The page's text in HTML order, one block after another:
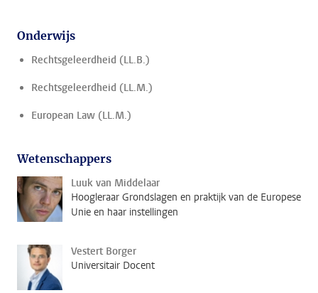
Onderwijs
Rechtsgeleerdheid (LL.B.)
Rechtsgeleerdheid (LL.M.)
European Law (LL.M.)
Wetenschappers
Luuk van Middelaar
Hoogleraar Grondslagen en praktijk van de Europese
Unie en haar instellingen
Vestert Borger
Universitair Docent